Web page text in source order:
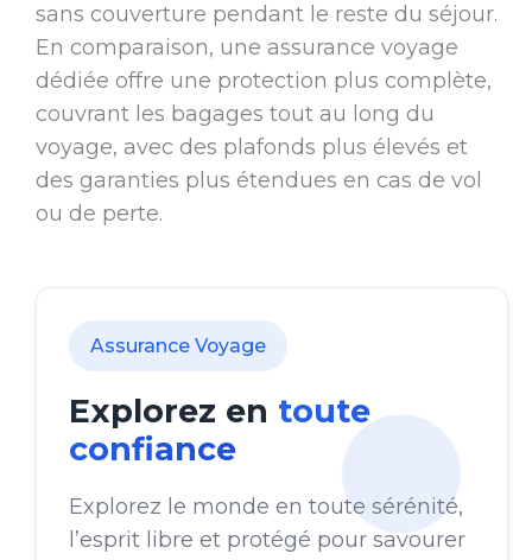
sans couverture pendant le reste du séjour.
En comparaison, une assurance voyage
dédiée offre une protection plus complète,
couvrant les bagages tout au long du
voyage, avec des plafonds plus élevés et
des garanties plus étendues en cas de vol
ou de perte.
Assurance Voyage
Explorez en toute
confiance
Explorez le monde en toute sérénité,
l’esprit libre et protégé pour savourer